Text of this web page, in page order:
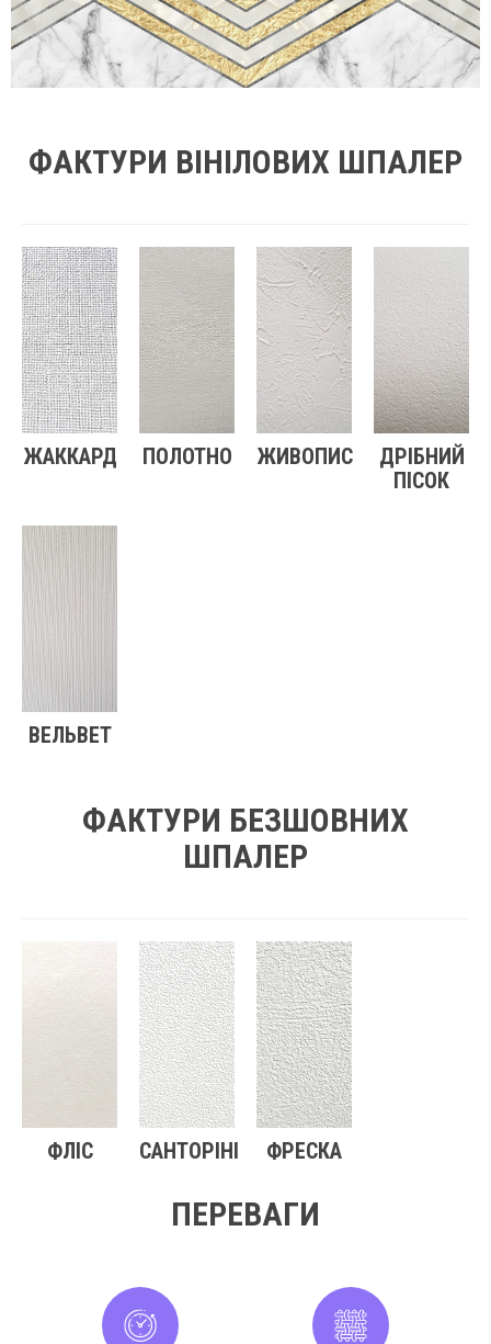
ФАКТУРИ ВІНІЛОВИХ ШПАЛЕР
ЖАККАРД ПОЛОТНО ЖИВОПИС
ДРІБНИЙ
ПІСОК
ВЕЛЬВЕТ
ФАКТУРИ БЕЗШОВНИХ
ШПАЛЕР
ФЛІС САНТОРІНІ ФРЕСКА
ПЕРЕВАГИ